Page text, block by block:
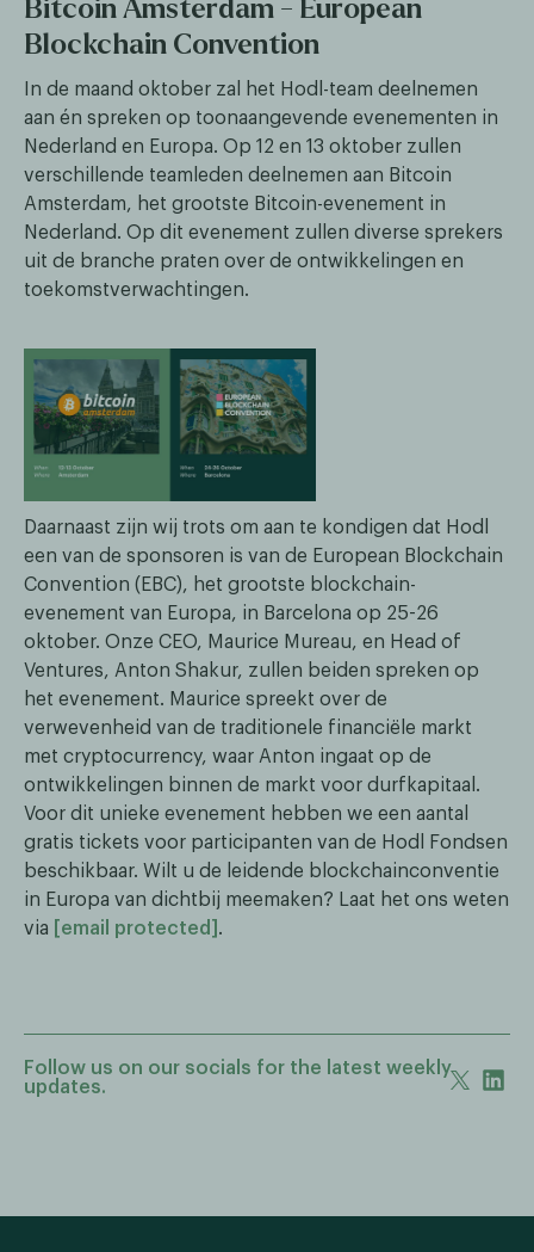
Bitcoin Amsterdam - European
Blockchain Convention
In de maand oktober zal het Hodl-team deelnemen
aan én spreken op toonaangevende evenementen in
Nederland en Europa. Op 12 en 13 oktober zullen
verschillende teamleden deelnemen aan Bitcoin
Amsterdam, het grootste Bitcoin-evenement in
Nederland. Op dit evenement zullen diverse sprekers
uit de branche praten over de ontwikkelingen en
toekomstverwachtingen.
Daarnaast zijn wij trots om aan te kondigen dat Hodl
een van de sponsoren is van de European Blockchain
Convention (EBC), het grootste blockchain-
evenement van Europa, in Barcelona op 25-26
oktober. Onze CEO, Maurice Mureau, en Head of
Ventures, Anton Shakur, zullen beiden spreken op
het evenement. Maurice spreekt over de
verwevenheid van de traditionele financiële markt
met cryptocurrency, waar Anton ingaat op de
ontwikkelingen binnen de markt voor durfkapitaal.
Voor dit unieke evenement hebben we een aantal
gratis tickets voor participanten van de Hodl Fondsen
beschikbaar. Wilt u de leidende blockchainconventie
in Europa van dichtbij meemaken? Laat het ons weten
via
[email protected] .
Follow us on our socials for the latest weekly
updates.